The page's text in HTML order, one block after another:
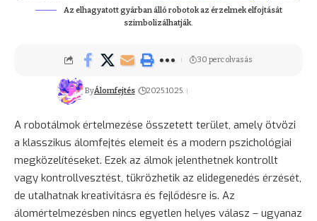
Az elhagyatott gyárban álló robotok az érzelmek elfojtását
szimbolizálhatják.
ByÁlomfejtés 2025.10.25.
30 perc olvasás
A robotálmok értelmezése összetett terület, amely ötvözi
a klasszikus álomfejtés elemeit és a modern pszichológiai
megközelítéseket. Ezek az álmok jelenthetnek kontrollt
vagy kontrollvesztést, tükrözhetik az elidegenedés érzését,
de utalhatnak kreativitásra és fejlődésre is. Az
álomértelmezésben nincs egyetlen helyes válasz – ugyanaz